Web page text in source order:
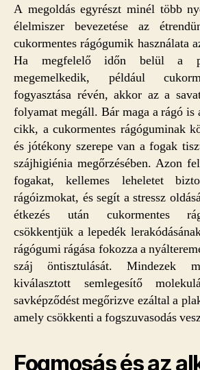
A megoldás egyrészt minél több
élelmiszer bevezetése az
cukormentes rágógumik használata
Ha megfelelő időn belül a
megemelkedik, például
fogyasztása révén, akkor az a
folyamat megáll. Bár maga a rágó is
cikk, a cukormentes rágóguminak
és jótékony szerepe van a fogak
szájhigiénia megőrzésében. Azon
fogakat, kellemes leheletet
rágóizmokat, és segít a stressz
étkezés után cukormentes
csökkentjük a lepedék
rágógumi rágása fokozza a
száj öntisztulását. Mindezek
kiválasztott semlegesítő
savképződést megőrizve ezáltal a
amely csökkenti a fogszuvasodás
Fogmosás és az